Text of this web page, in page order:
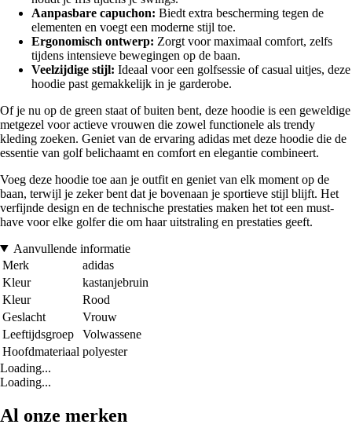
Aanpasbare capuchon: Biedt extra bescherming tegen de
elementen en voegt een moderne stijl toe.
Ergonomisch ontwerp: Zorgt voor maximaal comfort, zelfs
tijdens intensieve bewegingen op de baan.
Veelzijdige stijl: Ideaal voor een golfsessie of casual uitjes, deze
hoodie past gemakkelijk in je garderobe.
Of je nu op de green staat of buiten bent, deze hoodie is een geweldige
metgezel voor actieve vrouwen die zowel functionele als trendy
kleding zoeken. Geniet van de ervaring adidas met deze hoodie die de
essentie van golf belichaamt en comfort en elegantie combineert.
Voeg deze hoodie toe aan je outfit en geniet van elk moment op de
baan, terwijl je zeker bent dat je bovenaan je sportieve stijl blijft. Het
verfijnde design en de technische prestaties maken het tot een must-
have voor elke golfer die om haar uitstraling en prestaties geeft.
Aanvullende informatie
Merk
adidas
Kleur
kastanjebruin
Kleur
Rood
Geslacht
Vrouw
Leeftijdsgroep
Volwassene
Hoofdmateriaal polyester
Loading...
Loading...
Al onze merken